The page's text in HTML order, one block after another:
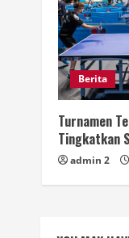
Berita
Turnamen
Tingkatkan
admin 2